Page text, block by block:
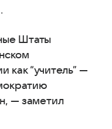
Штаты
как “учитель” —
— заметил